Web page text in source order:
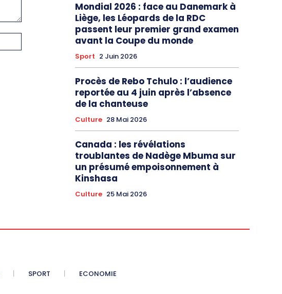
Internet:
Mondial 2026 : face au Danemark à
Liège, les Léopards de la RDC
passent leur premier grand examen
avant la Coupe du monde
Sport 2 Juin 2026
Procès de Rebo Tchulo : l’audience
reportée au 4 juin après l’absence
de la chanteuse
Culture 28 Mai 2026
Canada : les révélations
troublantes de Nadège Mbuma sur
un présumé empoisonnement à
Kinshasa
Culture 25 Mai 2026
SPORT ECONOMIE